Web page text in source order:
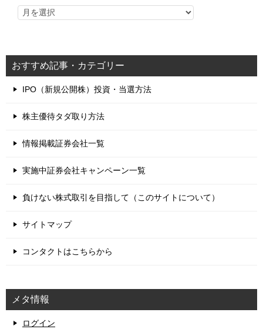
おすすめ記事・カテゴリー
IPO（新規公開株）投資・当選方法
株主優待タダ取り方法
情報掲載証券会社一覧
実施中証券会社キャンペーン一覧
負けない株式取引を目指して（このサイトについて）
サイトマップ
コンタクトはこちらから
メタ情報
ログイン